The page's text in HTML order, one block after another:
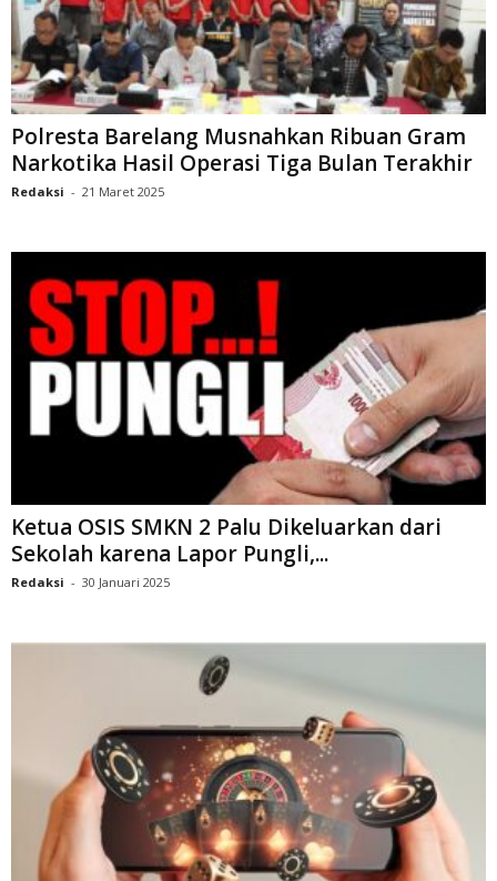
Polresta Barelang Musnahkan Ribuan Gram
Narkotika Hasil Operasi Tiga Bulan Terakhir
Redaksi - 21 Maret 2025
Ketua OSIS SMKN 2 Palu Dikeluarkan dari
Sekolah karena Lapor Pungli,...
Redaksi - 30 Januari 2025